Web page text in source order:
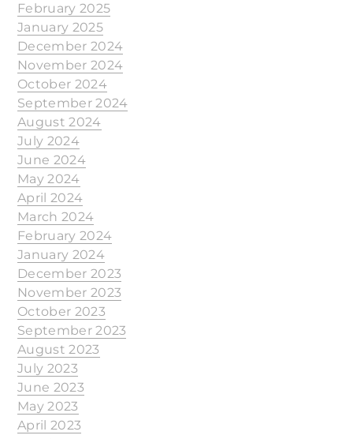
February 2025
January 2025
December 2024
November 2024
October 2024
September 2024
August 2024
July 2024
June 2024
May 2024
April 2024
March 2024
February 2024
January 2024
December 2023
November 2023
October 2023
September 2023
August 2023
July 2023
June 2023
May 2023
April 2023